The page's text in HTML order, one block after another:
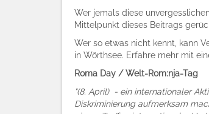
Wer jemals diese
Mittelpunkt dieses Beitrags
Wer so etwas nicht kennt, kann
in Wörthsee. Erfahre mehr mit
Roma Day / Welt-Rom:nja-Tag
"(8. April) - ein internationaler
Diskriminierung aufmerksam